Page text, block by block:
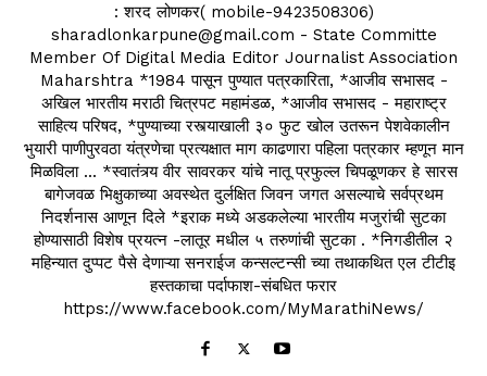
: शरद लोणकर( mobile-9423508306)
sharadlonkarpune@gmail.com - State Committe
Member Of Digital Media Editor Journalist Association
Maharshtra *1984 पासून पुण्यात पत्रकारिता, *आजीव सभासद -
अखिल भारतीय मराठी चित्रपट महामंडळ, *आजीव सभासद - महाराष्ट्र
साहित्य परिषद, *पुण्याच्या रस्त्याखाली ३० फुट खोल उतरून पेशवेकालीन
भुयारी पाणीपुरवठा यंत्रणेचा प्रत्यक्षात माग काढणारा पहिला पत्रकार म्हणून मान
मिळविला ... *स्वातंत्र्य वीर सावरकर यांचे नातू प्रफुल्ल चिपळूणकर हे सारस
बागेजवळ भिक्षुकाच्या अवस्थेत दुर्लक्षित जिवन जगत असल्याचे सर्वप्रथम
निदर्शनास आणून दिले *इराक मध्ये अडकलेल्या भारतीय मजुरांची सुटका
होण्यासाठी विशेष प्रयत्न -लातूर मधील ५ तरुणांची सुटका . *निगडीतील २
महिन्यात दुप्पट पैसे देणाऱ्या सनराईज कन्सल्टन्सी च्या तथाकथित एल टीटीइ
हस्तकाचा पर्दाफाश-संबधित फरार
https://www.facebook.com/MyMarathiNews/